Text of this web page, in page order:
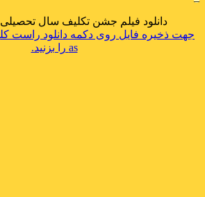
دانلود فیلم جشن تکلیف سال تحصیلی 1401 – 1402
as را بزنید.